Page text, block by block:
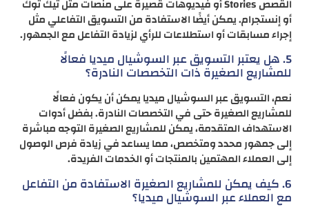
القصص Stories أو فيديوهات قصيرة على منصات مثل تيك توك
أو إنستجرام. يمكن أيضًا الاستفادة من التسويق التفاعلي مثل
إجراء مسابقات أو استطلاعات للرأي لزيادة التفاعل مع الجمهور.
5. هل يعتبر التسويق عبر السوشيال ميديا فعالًا
للمشاريع الصغيرة ذات التخصصات النادرة؟
نعم، التسويق عبر السوشيال ميديا يمكن أن يكون فعالًا
للمشاريع الصغيرة حتى في التخصصات النادرة. بفضل أدوات
الاستهداف المتقدمة، يمكن للمشاريع الصغيرة التوجه مباشرة
إلى جمهور محدد ومتخصص، مما يساعد في زيادة فرص الوصول
إلى العملاء المهتمين بالمنتجات أو الخدمات الفريدة.
6. كيف يمكن للمشاريع الصغيرة الاستفادة من التفاعل
مع العملاء عبر السوشيال ميديا؟